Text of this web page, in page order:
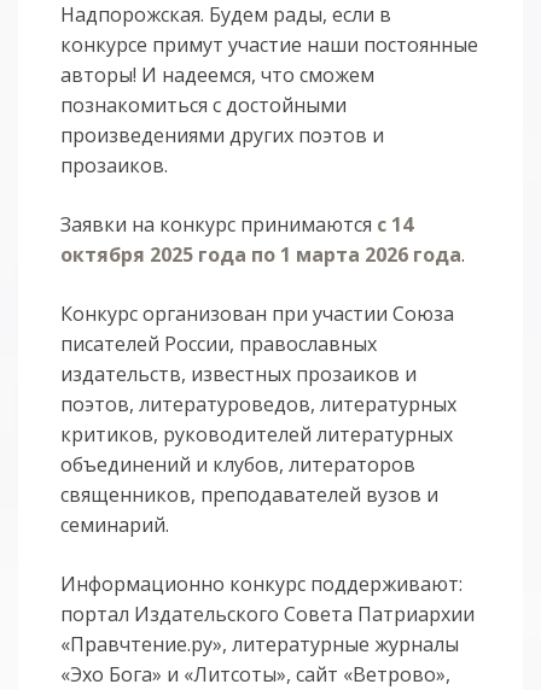
Надпорожская. Будем рады, если в
конкурсе примут участие наши постоянные
авторы! И надеемся, что сможем
познакомиться с достойными
произведениями других поэтов и
прозаиков.
Заявки на конкурс принимаются с 14
октября 2025 года по 1 марта 2026 года.
Конкурс организован при участии Союза
писателей России, православных
издательств, известных прозаиков и
поэтов, литературоведов, литературных
критиков, руководителей литературных
объединений и клубов, литераторов
священников, преподавателей вузов и
семинарий.
Информационно конкурс поддерживают:
портал Издательского Совета Патриархии
«Правчтение.ру», литературные журналы
«Эхо Бога» и «Литсоты», сайт «Ветрово»,